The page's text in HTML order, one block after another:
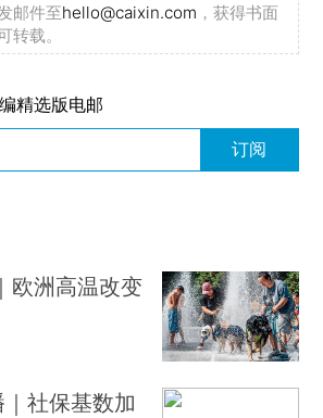
邮件至hello@caixin.com ，获得书面
转载。
精选版电邮
订阅
欧洲高温改变
社保基数加